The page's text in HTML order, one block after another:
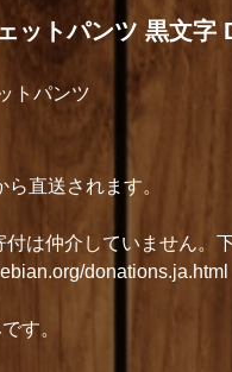
ットパンツ 黒文字
トパンツ
直送されます。
付は仲介していません。
donations.ja.html
す。